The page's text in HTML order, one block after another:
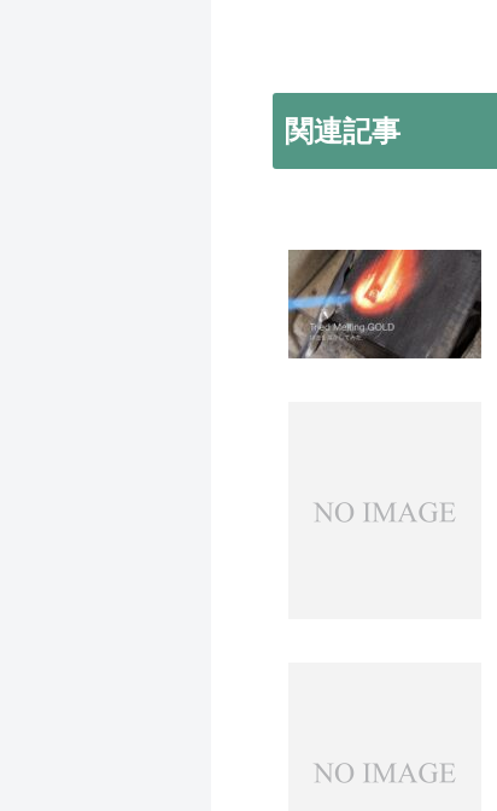
関連記事